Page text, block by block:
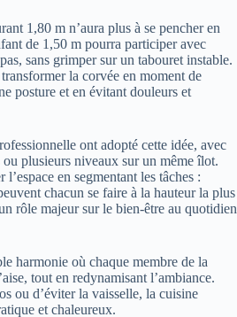
1,80 m n’aura plus à se pencher en
de 1,50 m pourra participer avec
sans grimper sur un tabouret instable.
la corvée en moment de
posture et en évitant douleurs et
ont adopté cette idée, avec
plusieurs niveaux sur un même îlot.
en segmentant les tâches :
chacun se faire à la hauteur la plus
rôle majeur sur le bien-être au quotidien
harmonie où chaque membre de la
tout en redynamisant l’ambiance.
ou d’éviter la vaisselle, la cuisine
et chaleureux.